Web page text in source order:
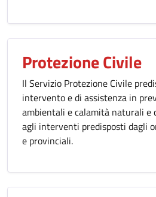
Protezione Civile
Il Servizio Protezione Civile
intervento e di assistenza in
ambientali e calamità naturali e
agli interventi predisposti dagli
e provinciali.